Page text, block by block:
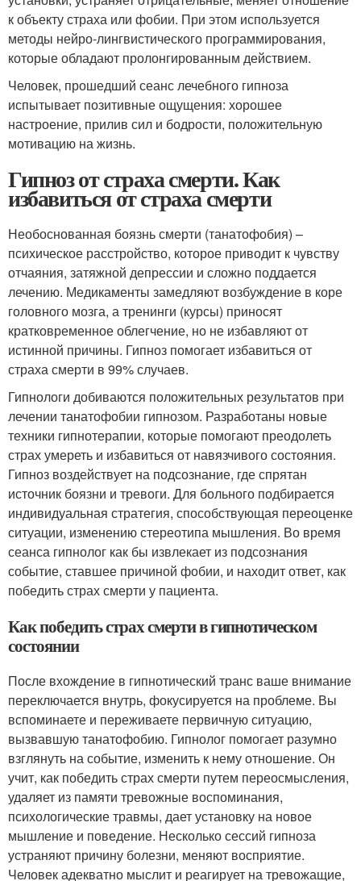
к объекту страха или фобии. При этом используется
методы нейро-лингвистического программирования,
которые обладают пролонгированным действием.
Человек, прошедший сеанс лечебного гипноза
испытывает позитивные ощущения: хорошее
настроение, прилив сил и бодрости, положительную
мотивацию на жизнь.
Гипноз от страха смерти. Как
избавиться от страха смерти
Необоснованная боязнь смерти (танатофобия) –
психическое расстройство, которое приводит к чувству
отчаяния, затяжной депрессии и сложно поддается
лечению. Медикаменты замедляют возбуждение в коре
головного мозга, а тренинги (курсы) приносят
кратковременное облегчение, но не избавляют от
истинной причины. Гипноз помогает избавиться от
страха смерти в 99% случаев.
Гипнологи добиваются положительных результатов при
лечении танатофобии гипнозом. Разработаны новые
техники гипнотерапии, которые помогают преодолеть
страх умереть и избавиться от навязчивого состояния.
Гипноз воздействует на подсознание, где спрятан
источник боязни и тревоги. Для больного подбирается
индивидуальная стратегия, способствующая переоценке
ситуации, изменению стереотипа мышления. Во время
сеанса гипнолог как бы извлекает из подсознания
событие, ставшее причиной фобии, и находит ответ, как
победить страх смерти у пациента.
Как победить страх смерти в гипнотическом
состоянии
После вхождение в гипнотический транс ваше внимание
переключается внутрь, фокусируется на проблеме. Вы
вспоминаете и переживаете первичную ситуацию,
вызвавшую танатофобию. Гипнолог помогает разумно
взглянуть на событие, изменить к нему отношение. Он
учит, как победить страх смерти путем переосмысления,
удаляет из памяти тревожные воспоминания,
психологические травмы, дает установку на новое
мышление и поведение. Несколько сессий гипноза
устраняют причину болезни, меняют восприятие.
Человек адекватно мыслит и реагирует на тревожащие,